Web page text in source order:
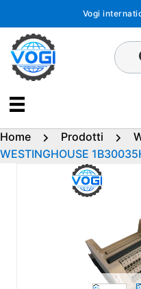
contenuto
Vogi
Home Prodotti
WESTINGHOUSE